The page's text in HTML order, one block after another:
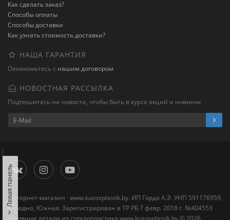
Как сделать заказ?
Способы оплаты
Способы доставки
Как узнать стоимость доставки?
НАША ГАРАНТИЯ
Ознакомьтесь с нашим договором
НОВОСТНАЯ РАССЫЛКА
Подпишитесь на новости, чтобы быть в курсе акций и новинок
Интернет-магазин www.kuzovplastik.by. ИП Горда А.Э. УНП 591176959,
г.Гродно, Южная. Зарегистрирован в ТР РБ 7 февр. 2018 г. №404553
Левая панель